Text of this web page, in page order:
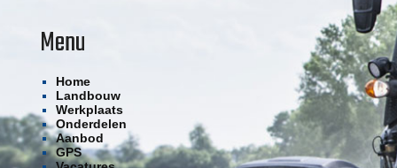
Menu
Home
Landbouw
Werkplaats
Onderdelen
Aanbod
GPS